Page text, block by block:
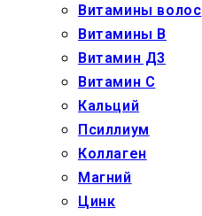
Витамины волос
Витамины В
Витамин Д3
Витамин С
Кальций
Псиллиум
Коллаген
Магний
Цинк